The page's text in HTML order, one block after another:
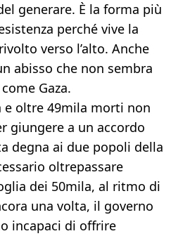
generare. È la forma più
perché vive la
verso l’alto. Anche
abisso che non sembra
Gaza.
e oltre 49mila morti non
giungere a un accordo
degna ai due popoli della
oltrepassare
dei 50mila, al ritmo di
una volta, il governo
incapaci di offrire